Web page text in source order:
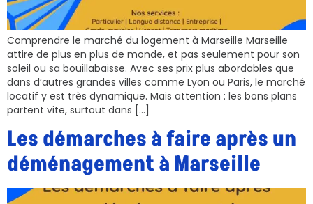
Comprendre le marché du logement à Marseille Marseille
attire de plus en plus de monde, et pas seulement pour son
soleil ou sa bouillabaisse. Avec ses prix plus abordables que
dans d’autres grandes villes comme Lyon ou Paris, le marché
locatif y est très dynamique. Mais attention : les bons plans
partent vite, surtout dans […]
Les démarches à faire après un
déménagement à Marseille